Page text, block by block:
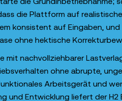
die Plattform auf
konsistent auf Eingaben,
ohne hektische
nachvollziehbarer
ohne abrupte,
Arbeitsgerät und
und Entwicklung liefert der